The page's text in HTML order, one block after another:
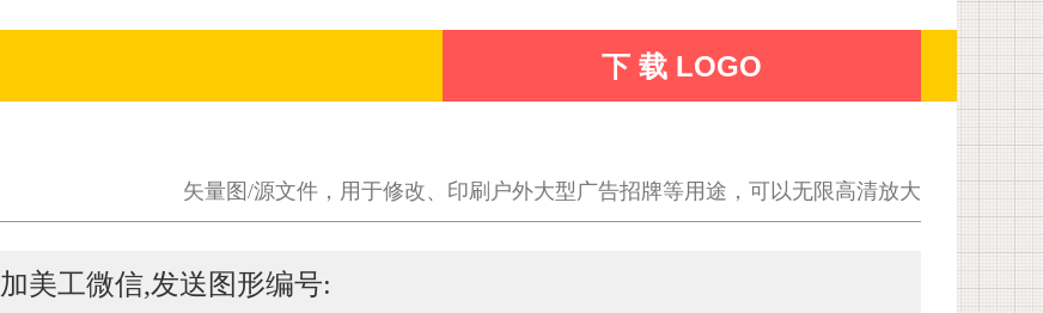
下 载 LOGO
矢量图/源文件，用于修改、印刷户外大型广告招牌等用途，可以无限高清放大
加美工微信,发送图形编号: